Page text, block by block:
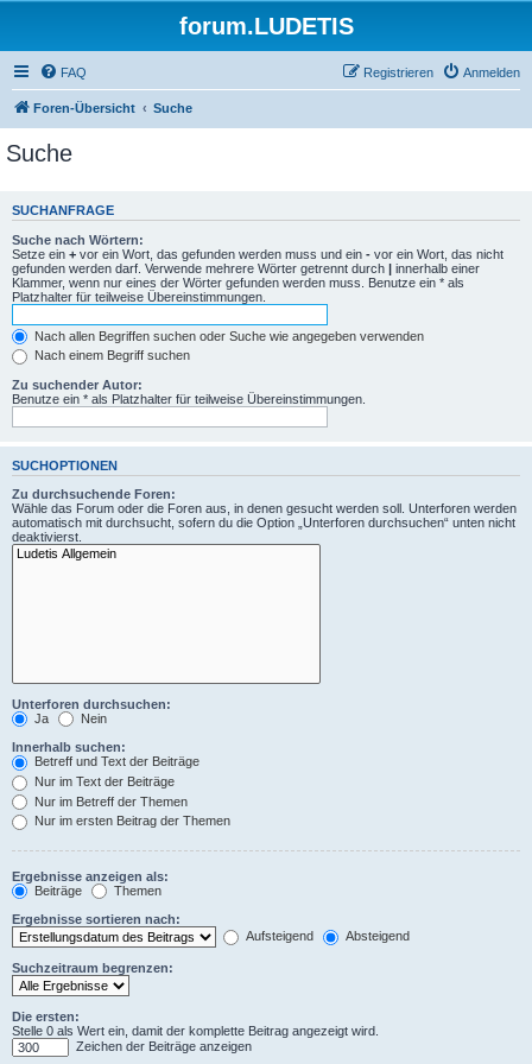
forum.LUDETIS
FAQ Anmelden
Registrieren
Foren-Übersicht Suche
Suche
SUCHANFRAGE
Suche nach Wörtern:
Setze ein + vor ein Wort, das gefunden werden muss und ein - vor ein Wort, das nicht
gefunden werden darf. Verwende mehrere Wörter getrennt durch | innerhalb einer
Klammer, wenn nur eines der Wörter gefunden werden muss. Benutze ein * als
Platzhalter für teilweise Übereinstimmungen.
Nach allen Begriffen suchen oder Suche wie angegeben verwenden
Nach einem Begriff suchen
Zu suchender Autor:
Benutze ein * als Platzhalter für teilweise Übereinstimmungen.
SUCHOPTIONEN
Zu durchsuchende Foren:
Wähle das Forum oder die Foren aus, in denen gesucht werden soll. Unterforen werden
automatisch mit durchsucht, sofern du die Option „Unterforen durchsuchen“ unten nicht
deaktivierst.
Unterforen durchsuchen:
Ja
Nein
Innerhalb suchen:
Betreff und Text der Beiträge
Nur im Text der Beiträge
Nur im Betreff der Themen
Nur im ersten Beitrag der Themen
Ergebnisse anzeigen als:
Beiträge
Themen
Ergebnisse sortieren nach:
Aufsteigend
Absteigend
Suchzeitraum begrenzen:
Die ersten:
Stelle 0 als Wert ein, damit der komplette Beitrag angezeigt wird.
Zeichen der Beiträge anzeigen